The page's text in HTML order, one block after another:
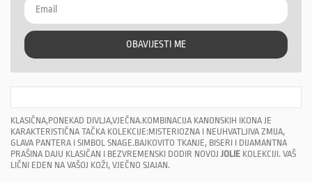
OBAVIJESTI ME
KLASIČNA,PONEKAD DIVLJA,VJEČNA.KOMBINACIJA KANONSKIH IKONA JE
KARAKTERISTIČNA TAČKA KOLEKCIJE:MISTERIOZNA I NEUHVATLJIVA ZMIJA,
GLAVA PANTERA I SIMBOL SNAGE.BAJKOVITO TKANJE, BISERI I DIJAMANTNA
PRAŠINA DAJU KLASIČAN I BEZVREMENSKI DODIR NOVOJ JOLIE KOLEKCIJI. VAŠ
LIČNI EDEN NA VAŠOJ KOŽI, VJEČNO SJAJAN.